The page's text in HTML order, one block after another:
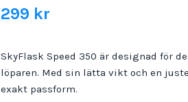
299 kr
SkyFlask Speed 350 är designad för
löparen. Med sin lätta vikt och en
exakt passform.